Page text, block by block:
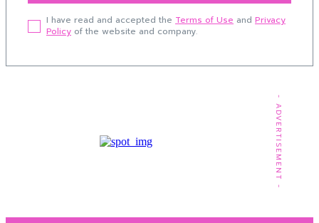
I have read and accepted the Terms of Use and Privacy
Policy of the website and company.
- ADVERTISEMENT -